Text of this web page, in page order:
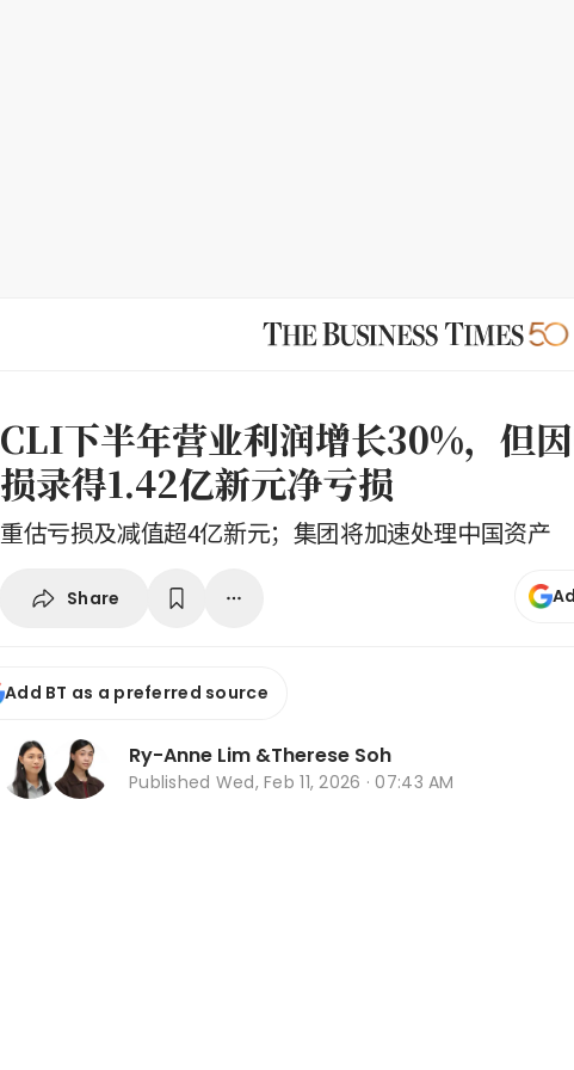
CLI下半年营业利润增长30%，但
损录得1.42亿新元净亏损
重估亏损及减值超4亿新元；集团将加速处理中国资产
Share
Add BT as a preferred source
Ry-Anne Lim &Therese Soh
Published Wed, Feb 11, 2026 · 07:43 AM